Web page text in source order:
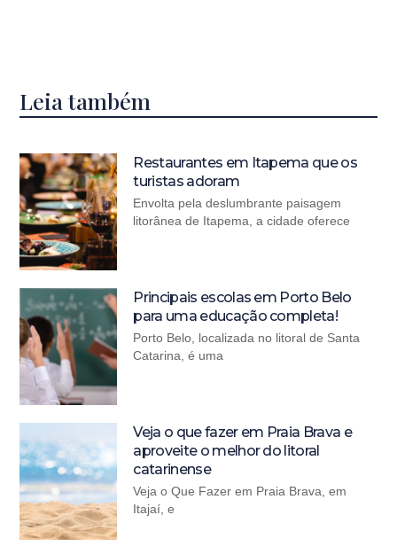
Leia também
Restaurantes em Itapema que os
turistas adoram
Envolta pela deslumbrante paisagem
litorânea de Itapema, a cidade oferece
Principais escolas em Porto Belo
para uma educação completa!
Porto Belo, localizada no litoral de Santa
Catarina, é uma
Veja o que fazer em Praia Brava e
aproveite o melhor do litoral
catarinense
Veja o Que Fazer em Praia Brava, em
Itajaí, e